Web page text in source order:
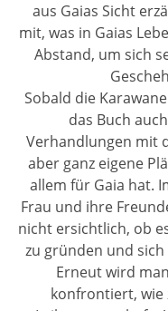
aus Gaias Sicht
mit, was in Gaias
Abstand, um sich
Sobald die
das Buch
Verhandlungen mit
aber ganz eigene
allem für Gaia hat.
Frau und ihre
nicht ersichtlich, ob
zu gründen und
Erneut wird
konfrontiert, wie